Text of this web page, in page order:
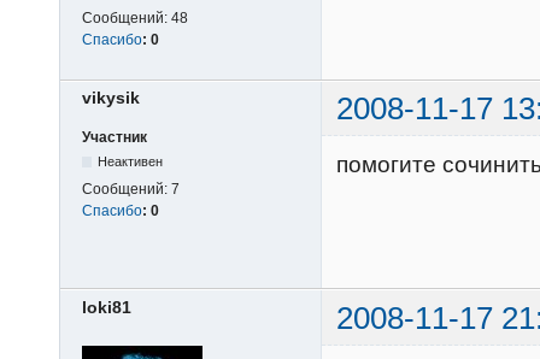
Сообщений: 48
Спасибо: 0
vikysik 2008-11-17
Участник
Неактивен
Сообщений: 7
Спасибо: 0
помогите
loki81 2008-11-17